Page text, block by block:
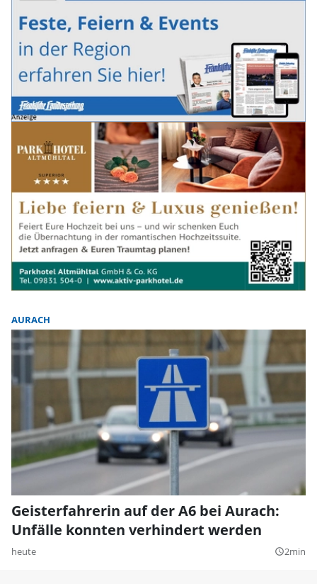
AURACH
Geisterfahrerin auf der A6 bei Aurach:
Unfälle konnten verhindert werden
heute query_builder2min